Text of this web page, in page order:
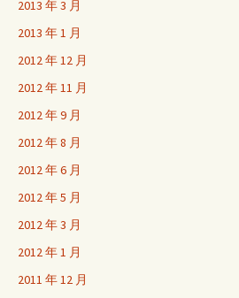
2013 年 3 月
2013 年 1 月
2012 年 12 月
2012 年 11 月
2012 年 9 月
2012 年 8 月
2012 年 6 月
2012 年 5 月
2012 年 3 月
2012 年 1 月
2011 年 12 月